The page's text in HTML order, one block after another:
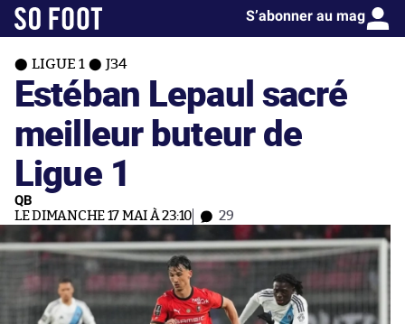
S’abonner au mag
LIGUE 1 J34
Estéban Lepaul sacré
meilleur buteur de
Ligue 1
QB
LE DIMANCHE 17 MAI À 23:10 29